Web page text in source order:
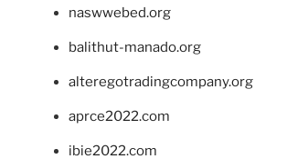
naswwebed.org
balithut-manado.org
alteregotradingcompany.org
aprce2022.com
ibie2022.com